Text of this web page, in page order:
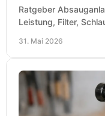
Ratgeber
Leistung, Filter,
31. Mai 2026